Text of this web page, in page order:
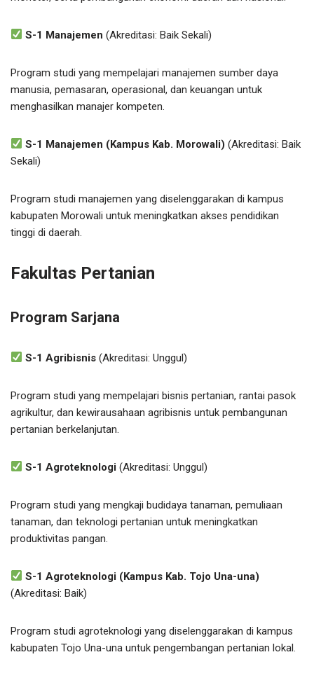
S-1 Manajemen (Akreditasi: Baik Sekali)
Program studi yang mempelajari manajemen sumber daya
manusia, pemasaran, operasional, dan keuangan untuk
menghasilkan manajer kompeten.
S-1 Manajemen (Kampus Kab. Morowali) (Akreditasi: Baik
Sekali)
Program studi manajemen yang diselenggarakan di kampus
kabupaten Morowali untuk meningkatkan akses pendidikan
tinggi di daerah.
Fakultas Pertanian
Program Sarjana
S-1 Agribisnis (Akreditasi: Unggul)
Program studi yang mempelajari bisnis pertanian, rantai pasok
agrikultur, dan kewirausahaan agribisnis untuk pembangunan
pertanian berkelanjutan.
S-1 Agroteknologi (Akreditasi: Unggul)
Program studi yang mengkaji budidaya tanaman, pemuliaan
tanaman, dan teknologi pertanian untuk meningkatkan
produktivitas pangan.
S-1 Agroteknologi (Kampus Kab. Tojo Una-una)
(Akreditasi: Baik)
Program studi agroteknologi yang diselenggarakan di kampus
kabupaten Tojo Una-una untuk pengembangan pertanian lokal.